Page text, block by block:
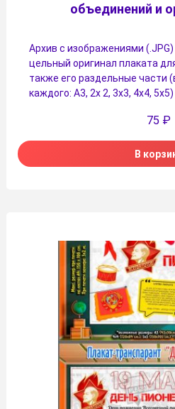
объединений и
Архив с изображениями
цельный оригинал плаката
также его раздельные части
каждого: А3, 2х 2, 3х3, 4х4, 5х5)
75 ₽
В